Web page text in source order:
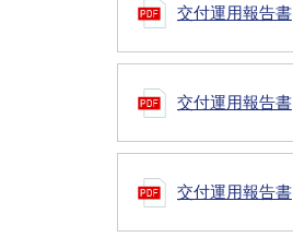
交付運用報告書
交付運用報告書
交付運用報告書